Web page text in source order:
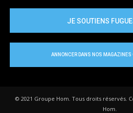
JE SOUTIENS
ANNONCER DANS NOS MAGAZINES
© 2021 Groupe Hom. Tous droits réservés.
Hom.